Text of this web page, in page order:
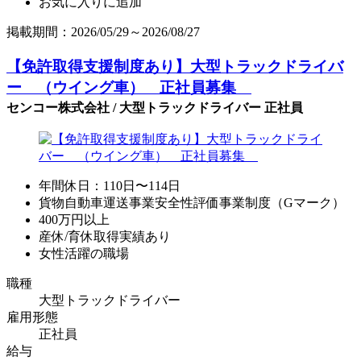
掲載期間：2026/05/29～2026/08/27
【免許取得支援制度あり】大型トラックドライバ
ー （ウイング車） 正社員募集
センコー株式会社 / 大型トラックドライバー 正社員
年間休日：110日〜114日
貨物自動車運送事業安全性評価事業制度（Gマーク）
400万円以上
産休/育休取得実績あり
女性活躍の職場
職種
大型トラックドライバー
雇用形態
正社員
給与